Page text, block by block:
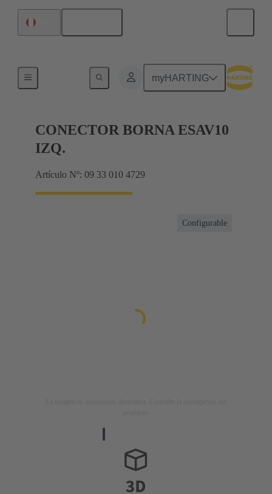
myHARTING
Conector con regletero
CONECTOR BORNA ESAV10
IZQ.
Artículo Nº: 09 33 010 4729
Configurable